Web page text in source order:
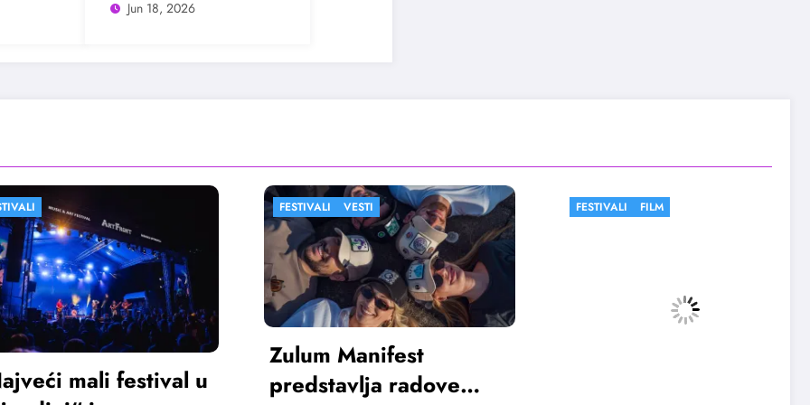
Jun 18, 2026
festival u
VESTI
Zulum Manifest
predstavlja radove
FESTIVALI